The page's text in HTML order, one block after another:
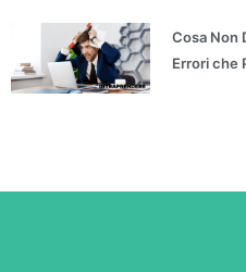
Cosa Non
Errori che